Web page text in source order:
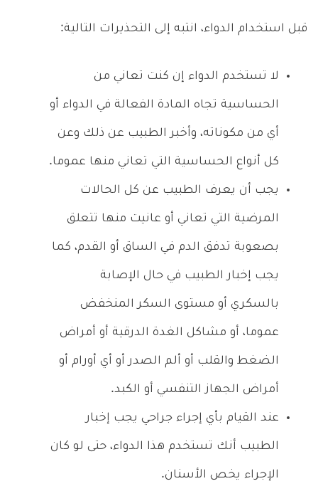
قبل استخدام الدواء، انتبه إلى التحذيرات التالية:
لا تستخدم الدواء إن كنت تعاني من
الحساسية تجاه المادة الفعالة في الدواء أو
أي من مكوناته، وأخبر الطبيب عن ذلك وعن
كل أنواع الحساسية التي تعاني منها عموما.
يجب أن يعرف الطبيب عن كل الحالات
المرضية التي تعاني أو عانيت منها تتعلق
بصعوبة تدفق الدم في الساق أو القدم، كما
يجب إخبار الطبيب في حال الإصابة
بالسكري أو مستوى السكر المنخفض
عموما، أو مشاكل الغدة الدرقية أو أمراض
الضغط والقلب أو ألم الصدر أو أي أورام أو
أمراض الجهاز التنفسي أو الكبد.
عند القيام بأي إجراء جراحي يجب إخبار
الطبيب أنك تستخدم هذا الدواء، حتى لو كان
الإجراء يخص الأسنان.